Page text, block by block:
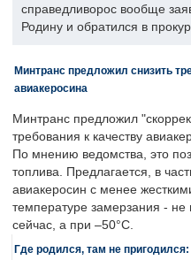
справедливорос вообще
Родину и обратился в
Минтранс предложил снизить
авиакеросина
Минтранс предложил
требования к качеству
По мнению ведомства, это
топлива. Предлагается, в
авиакеросин с менее
температуре замерзания - не
сейчас, а при –50°C.
Где родился, там не